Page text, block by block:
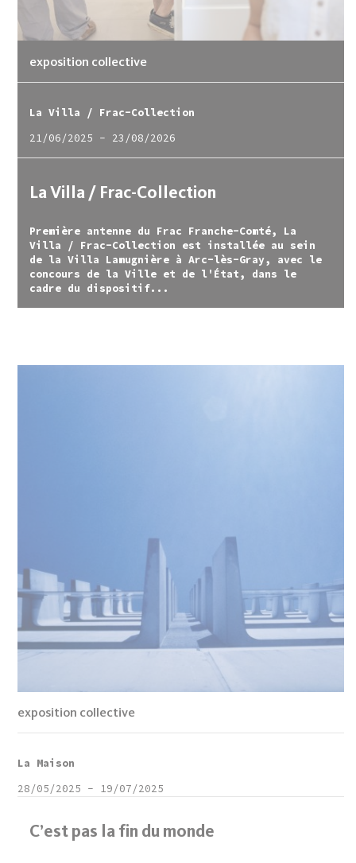
exposition collective
La Villa / Frac-Collection
Première antenne du Frac Franche-Comté, La
Villa / Frac-Collection est installée au sein
de la Villa Lamugnière à Arc-lès-Gray, avec le
concours de la Ville et de l'État, dans le
cadre du dispositif...
La Villa / Frac-Collection
21/06/2025 - 23/08/2026
exposition collective
C’est pas la fin du monde
La Maison
28/05/2025 - 19/07/2025